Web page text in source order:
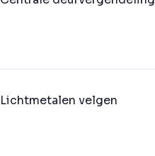
Lichtmetalen velgen